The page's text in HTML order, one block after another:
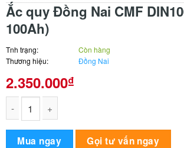
Ắc quy Đồng Nai CMF
100Ah)
Tnh trạng:
Còn hàng
Thương hiệu:
Đồng Nai
2.350.000₫
Mua ngay Gọi tư vấn ngay